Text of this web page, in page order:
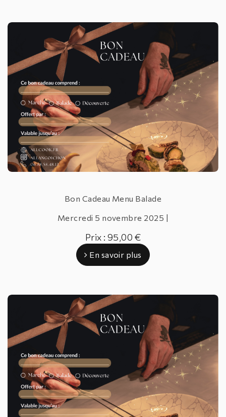
Bon Cadeau Menu Balade
Mercredi 5 novembre 2025 |
Prix : 95,00 €
En savoir plus